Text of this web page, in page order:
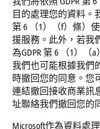
目的處理您的資料。
第 6 （1）（f）條）
援服務。此外，若我
為GDPR 第 6 （1）
我們也可能根據我們
時撤回您的同意。您
連結撤回接收商業訊
址聯絡我們撤回您的
Microsoft作為資料處